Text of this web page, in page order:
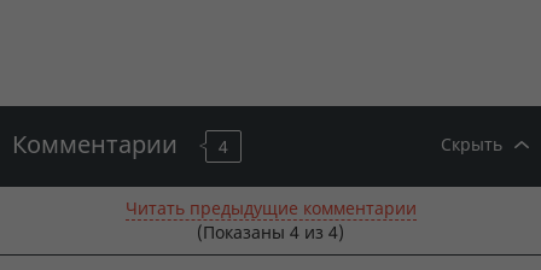
Комментарии 4 Скрыть
Читать предыдущие комментарии
(Показаны 4 из 4)